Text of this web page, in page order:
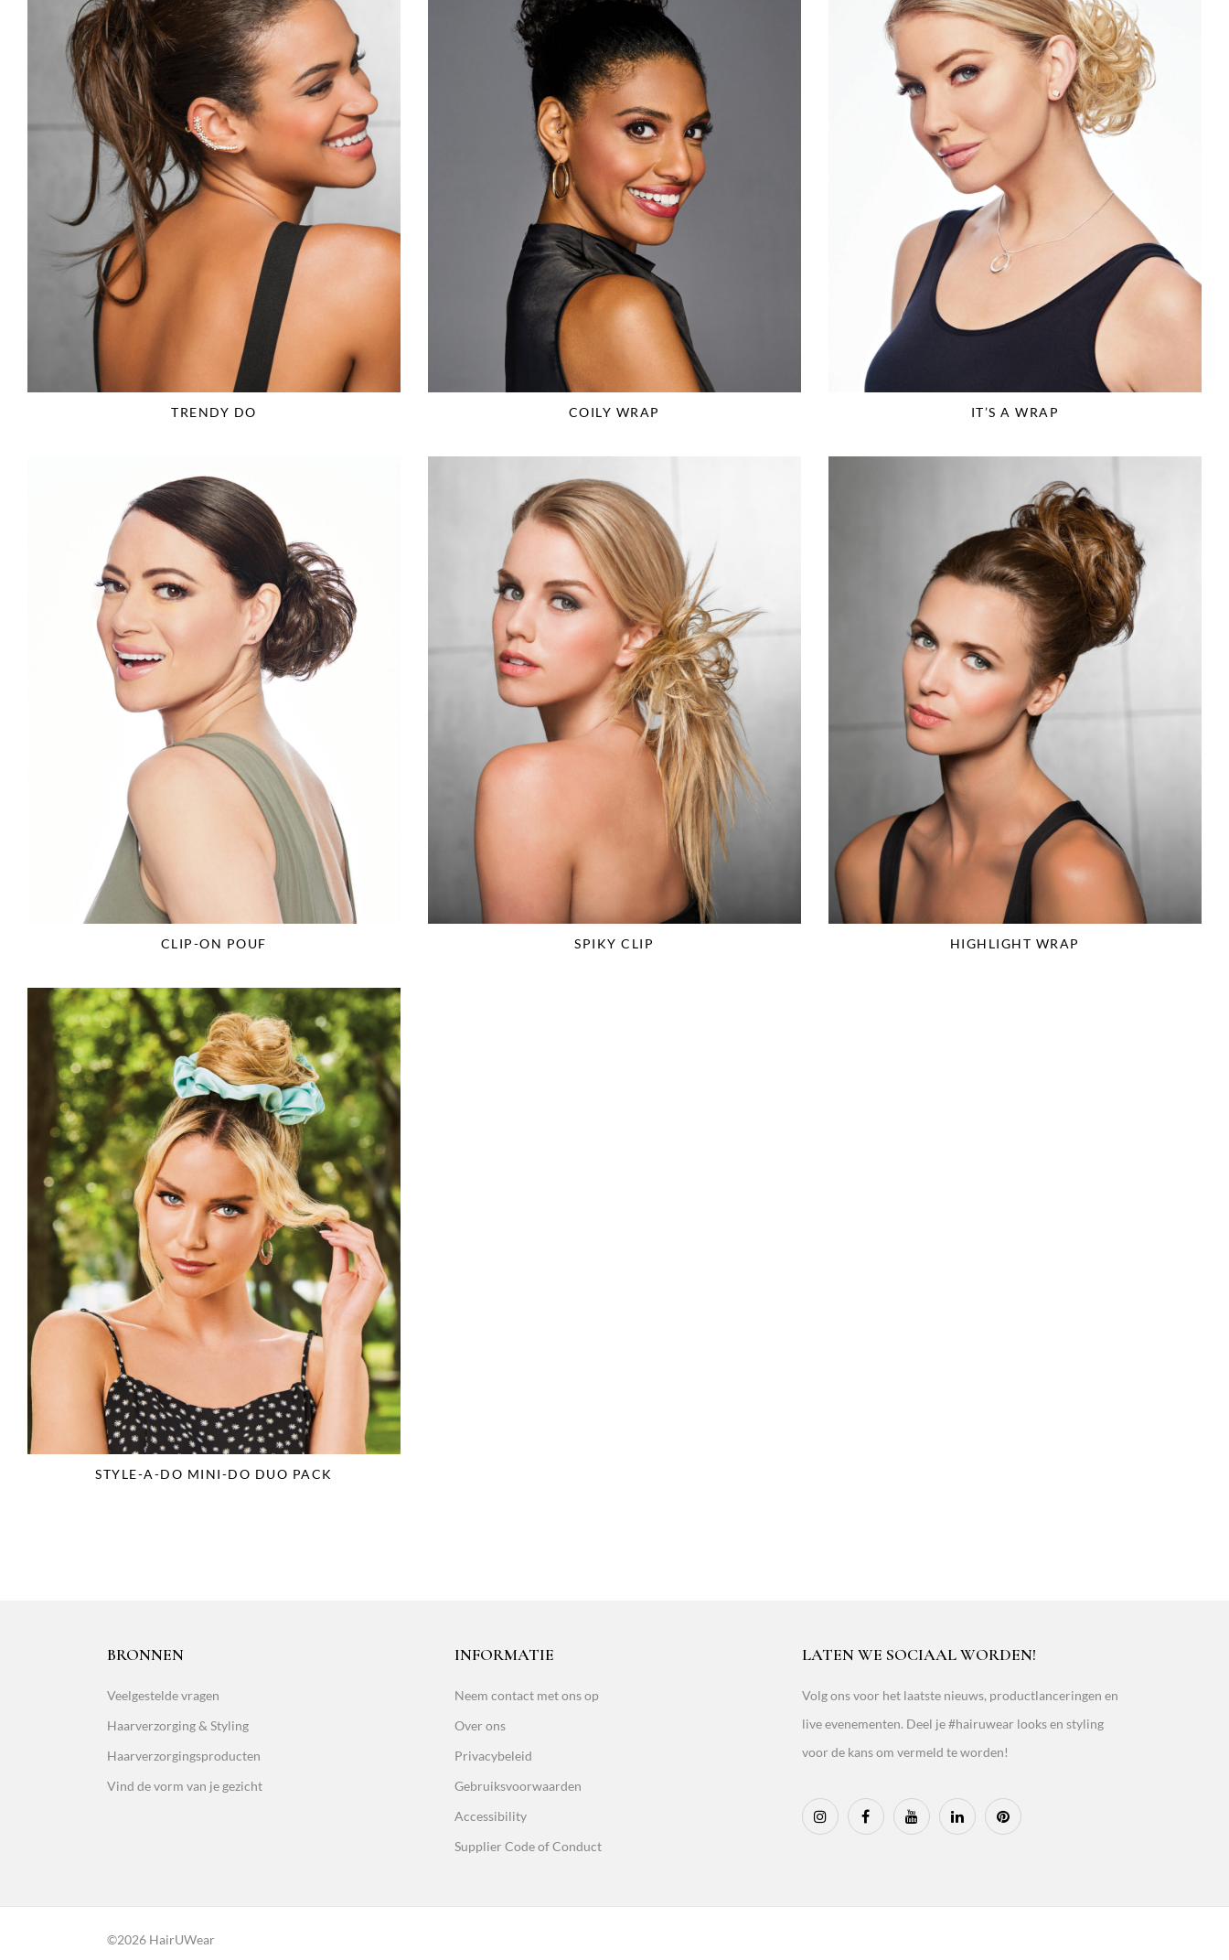
TRENDY DO COILY WRAP IT’S A WRAP
CLIP-ON POUF SPIKY CLIP HIGHLIGHT WRAP
STYLE-A-DO MINI-DO DUO PACK
BRONNEN
Veelgestelde vragen
Haarverzorging & Styling
Haarverzorgingsproducten
Vind de vorm van je gezicht
INFORMATIE
Neem contact met ons op
Over ons
Privacybeleid
Gebruiksvoorwaarden
Accessibility
Supplier Code of Conduct
LATEN WE SOCIAAL WORDEN!
Volg ons voor het laatste nieuws, productlanceringen en
live evenementen. Deel je #hairuwear looks en styling
voor de kans om vermeld te worden!
©2026 HairUWear